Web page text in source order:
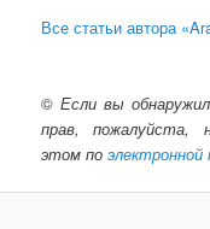
Все статьи автора
© Если вы
прав, пожалуйста,
этом поэлектронной